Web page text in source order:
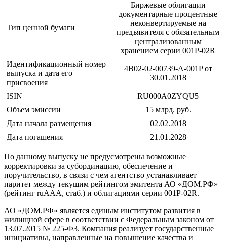
Тип ценной бумаги
Биржевые облигации
документарные процентные
неконвертируемые на
предъявителя c обязательным
централизованным
хранением серии 001Р-02R
Идентификационный номер
выпуска и дата его
присвоения
4B02-02-00739-A-001P от
30.01.2018
ISIN
RU000A0ZYQU5
Объем эмиссии
15 млрд. руб.
Дата начала размещения
02.02.2018
Дата погашения
21.01.2028
По данному выпуску не предусмотрены возможные
корректировки за субординацию, обеспечение и
поручительство, в связи с чем агентство устанавливает
паритет между текущим рейтингом эмитента АО «ДОМ.РФ»
(рейтинг ruAAA, стаб.) и облигациями серии 001Р-02R.
АО «ДОМ.РФ» является единым институтом развития в
жилищной сфере в соответствии с Федеральным законом от
13.07.2015 № 225-ФЗ. Компания реализует государственные
инициативы, направленные на повышение качества и